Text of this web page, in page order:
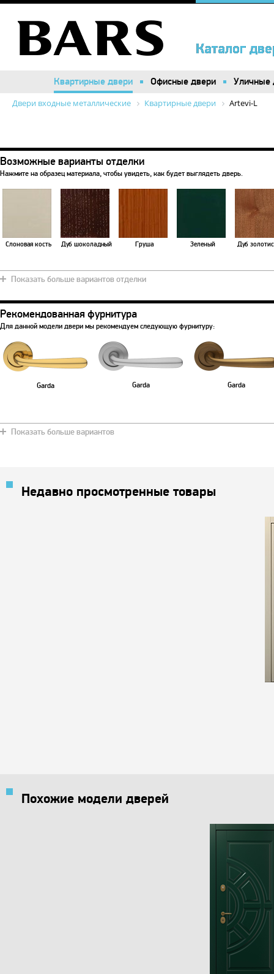
Каталог
Каталог
Квартирные двери Офисные двери Уличные
Квартирные двери Офисные двери Уличные
Двери входные металлические Квартирные двери Artevi-L
Возможные варианты отделки
Нажмите на образец материала, чтобы увидеть, как будет выглядеть дверь.
Слоновая кость Дуб шоколадный Груша Зеленый Дуб
Дуб медовый Синяя ночь
Страдивари Арктика
Показать больше вариантов отделки
Рекомендованная фурнитура
Для данной модели двери мы рекомендуем следующую фурнитуру:
Garda Garda Garda
Показать больше вариантов
Недавно просмотренные товары
Похожие модели дверей